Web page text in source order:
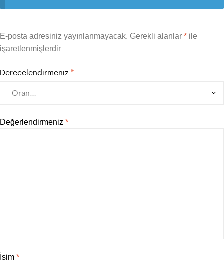
E-posta adresiniz yayınlanmayacak. Gerekli alanlar * ile
işaretlenmişlerdir
Derecelendirmeniz *
Değerlendirmeniz *
İsim *